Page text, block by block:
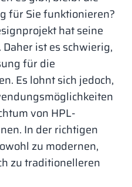
für Sie funktionieren?
hat seine
ist es schwierig,
für die
Es lohnt sich jedoch,
von HPL-
In der richtigen
zu modernen,
zu traditionelleren